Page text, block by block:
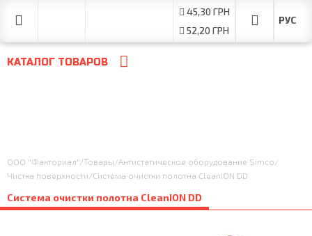
45,30 ГРН
52,20 ГРН
КАТАЛОГ ТОВАРОВ
ООО "Факториал"/Товары /Антистатическое оборудование Simco /
Чистка поверхности /Система очистки полотна CleanION DD
Система очистки полотна CleanION DD